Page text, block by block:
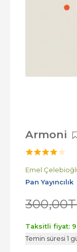
Armoni
Emel
Pan Yayıncılık
300,00
Taksitli fiyat:
Temin süresi 1